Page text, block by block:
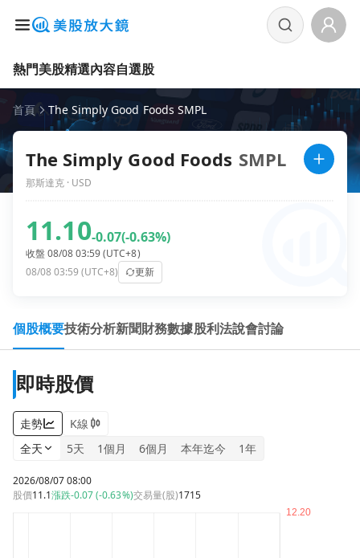
熱門美股精選內容自選股
首頁 The Simply Good Foods SMPL
The Simply Good Foods SMPL
那斯達克 · USD
11.10-0.07(-0.63%)
收盤 08/08 03:59 (UTC+8)
08/08 03:59 (UTC+8)
更新
個股概要技術分析新聞財務數據股利法說會討論
即時股價
走勢
K線
全天
5天 1個月 6個月 本年迄今 1年
2026/08/07 08:00
股價11.1漲跌-0.07 (-0.63%)交易量(股)1715